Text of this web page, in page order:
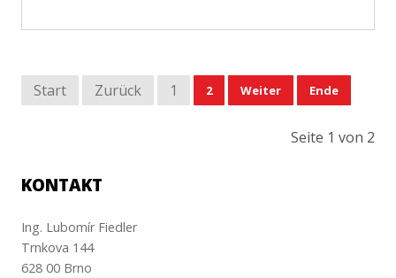
Start Zurück 1 2 Weiter Ende
Seite 1 von 2
KONTAKT
Ing. Lubomír Fiedler
Trnkova 144
628 00 Brno